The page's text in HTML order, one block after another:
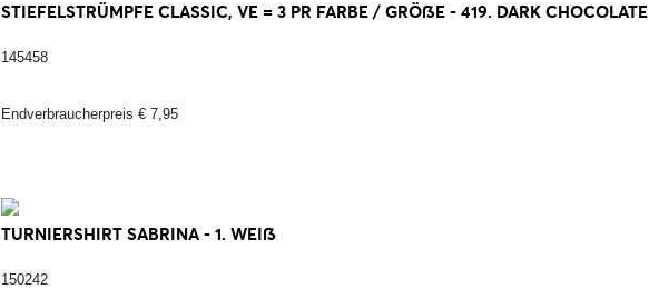
STIEFELSTRÜMPFE CLASSIC, VE = 3 PR FARBE / GRÖßE - 419. DARK CHOCOLATE
145458
Endverbraucherpreis € 7,95
TURNIERSHIRT SABRINA - 1. WEIß
150242